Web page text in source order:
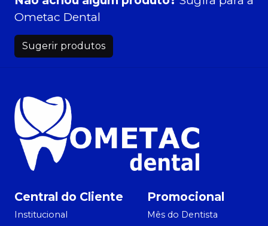
Ometac Dental
Sugerir produtos
Central do Cliente
Institucional
Promocional
Mês do Dentista